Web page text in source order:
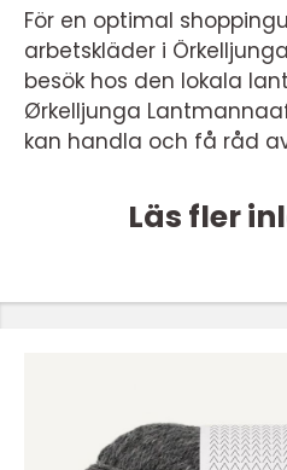
För en optimal
arbetskläder i
besök hos den lokala
Ørkelljunga
kan handla och få råd
Läs fler